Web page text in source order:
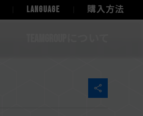
LANGUAGE 購入方法